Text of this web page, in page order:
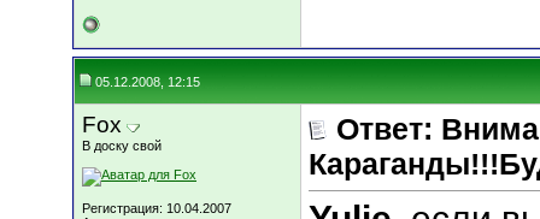
05.12.2008, 12:15
Fox
В доску свой
Регистрация: 10.04.2007
Ответ: